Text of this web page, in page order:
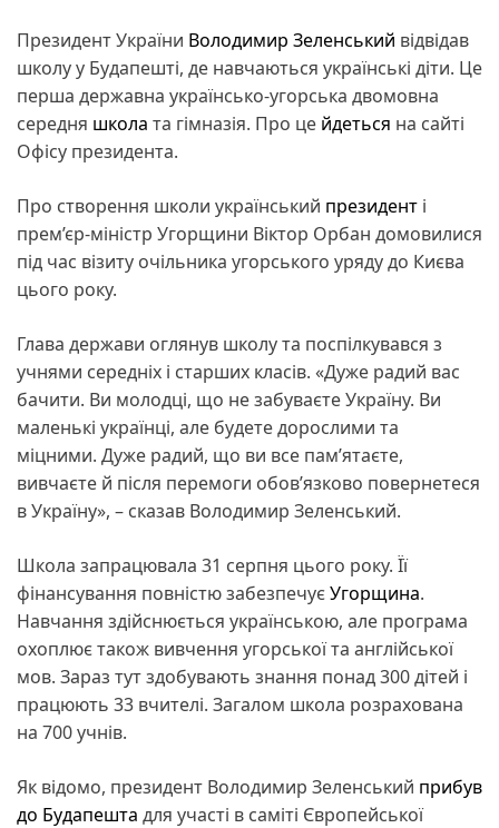
Президент України Володимир Зеленський відвідав
школу у Будапешті, де навчаються українські діти. Це
перша державна українсько-угорська двомовна
середня школа та гімназія. Про це йдеться на сайті
Офісу президента.
Про створення школи український президент і
прем’єр-міністр Угорщини Віктор Орбан домовилися
під час візиту очільника угорського уряду до Києва
цього року.
Глава держави оглянув школу та поспілкувався з
учнями середніх і старших класів. «Дуже радий вас
бачити. Ви молодці, що не забуваєте Україну. Ви
маленькі українці, але будете дорослими та
міцними. Дуже радий, що ви все пам’ятаєте,
вивчаєте й після перемоги обов’язково повернетеся
в Україну», – сказав Володимир Зеленський.
Школа запрацювала 31 серпня цього року. Її
фінансування повністю забезпечуєУгорщина.
Навчання здійснюється українською, але програма
охоплює також вивчення угорської та англійської
мов. Зараз тут здобувають знання понад 300 дітей і
працюють 33 вчителі. Загалом школа розрахована
на 700 учнів.
Як відомо, президент Володимир Зеленський прибув
до Будапешта для участі в саміті Європейської